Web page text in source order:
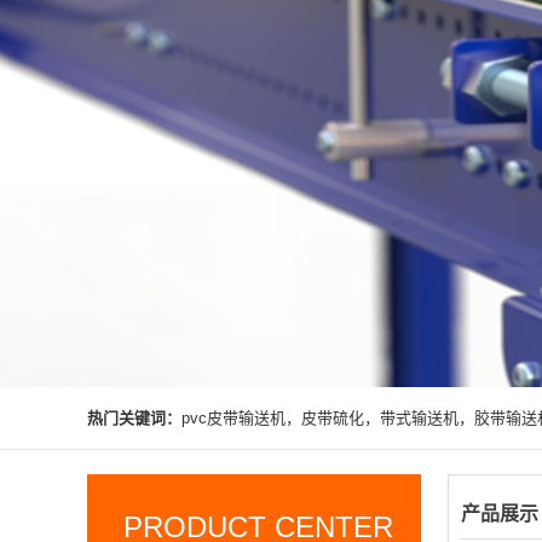
热门关键词： pvc皮带输送机，皮带硫化，带式输送机，胶带输送
PRODUCT CENTER 产品展示